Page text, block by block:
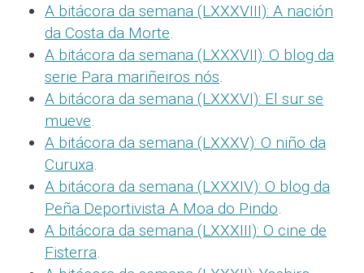
A bitácora da semana (LXXXVIII): A nación
da Costa da Morte.
A bitácora da semana (LXXXVII): O blog da
serie Para mariñeiros nós.
A bitácora da semana (LXXXVI): El sur se
mueve.
A bitácora da semana (LXXXV): O niño da
Curuxa.
A bitácora da semana (LXXXIV): O blog da
Peña Deportivista A Moa do Pindo.
A bitácora da semana (LXXXIII): O cine de
Fisterra.